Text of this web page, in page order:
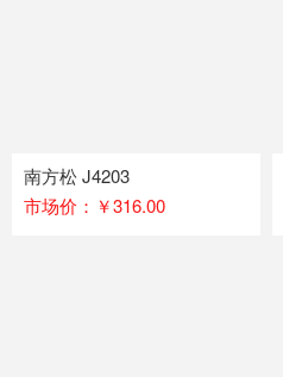
南方松 J4203
市场价：￥316.00